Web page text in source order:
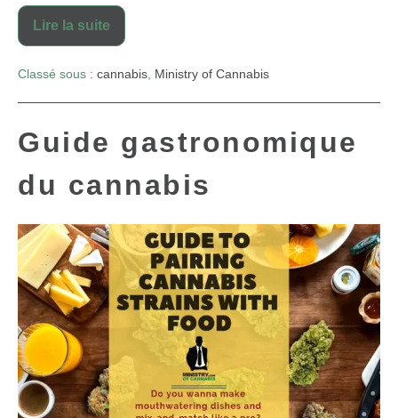
Lire la suite
Classé sous : cannabis Ministry of Cannabis
Guide gastronomique
du cannabis